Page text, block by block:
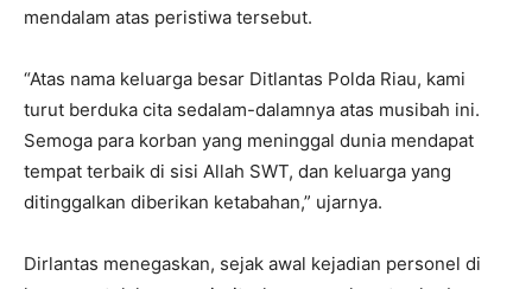
mendalam atas peristiwa tersebut.
“Atas nama keluarga besar Ditlantas Polda Riau, kami
turut berduka cita sedalam-dalamnya atas musibah ini.
Semoga para korban yang meninggal dunia mendapat
tempat terbaik di sisi Allah SWT, dan keluarga yang
ditinggalkan diberikan ketabahan,” ujarnya.
Dirlantas menegaskan, sejak awal kejadian personel di